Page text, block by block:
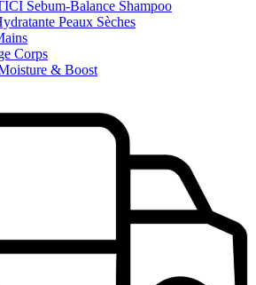
Sebum-Balance Shampoo
Peaux Sèches
Corps
& Boost